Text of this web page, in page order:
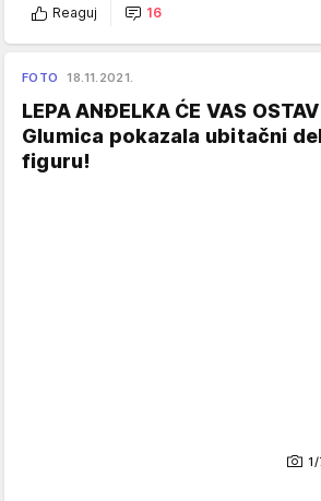
Reaguj 16
FOTO 18.11.2021.
LEPA ANĐELKA ĆE VAS
Glumica pokazala ubitačni
figuru!
1/